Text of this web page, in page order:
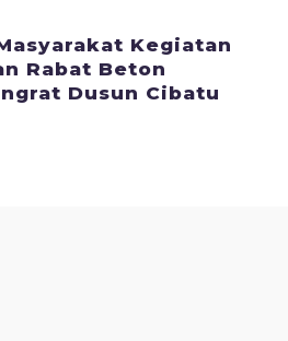
Kegiatan
Rabat Beton
Dusun Cibatu